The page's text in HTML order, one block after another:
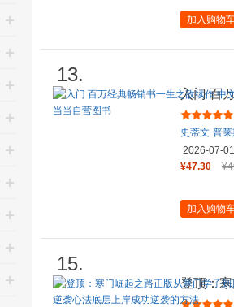
加入购物
13.
入门 百
引进 入
史蒂文·普
2026-07-01
¥47.30
加入购物
15.
登顶：
点的可